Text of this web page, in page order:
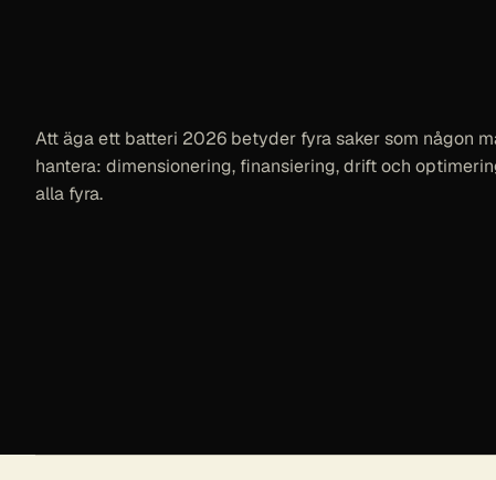
Att äga ett batteri 2026 betyder fyra saker som någon
hantera: dimensionering, finansiering, drift och
alla fyra.